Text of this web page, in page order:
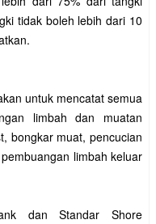
tidak boleh lebih dari 10
untuk mencatat semua
limbah dan muatan
bongkar muat, pencucian
limbah keluar
dan Standar Shore